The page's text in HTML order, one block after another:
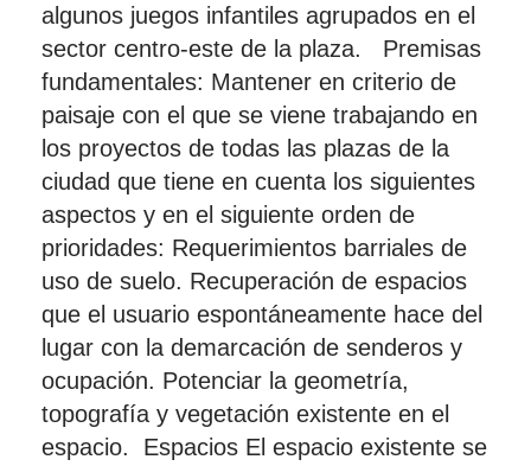
algunos juegos infantiles agrupados en el
sector centro-este de la plaza. Premisas
fundamentales: Mantener en criterio de
paisaje con el que se viene trabajando en
los proyectos de todas las plazas de la
ciudad que tiene en cuenta los siguientes
aspectos y en el siguiente orden de
prioridades: Requerimientos barriales de
uso de suelo. Recuperación de espacios
que el usuario espontáneamente hace del
lugar con la demarcación de senderos y
ocupación. Potenciar la geometría,
topografía y vegetación existente en el
espacio. Espacios El espacio existente se